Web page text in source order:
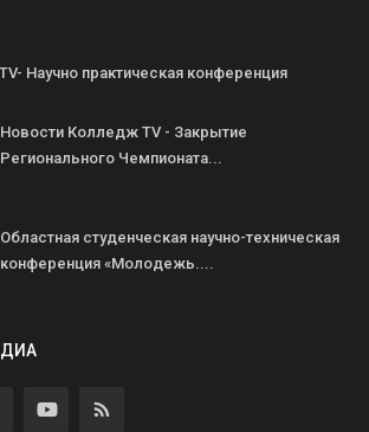
Научно практическая конференция
Новости Колледж TV - Закрытие
Регионального Чемпионата...
Областная студенческая научно-техническая
конференция «Молодежь....